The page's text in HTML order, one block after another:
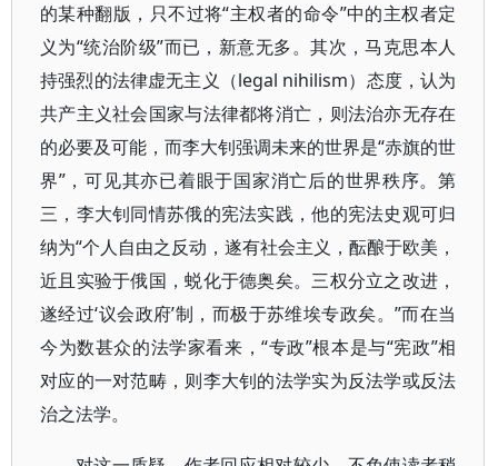
的某种翻版，只不过将“主权者的命令”中的主权者定
义为“统治阶级”而已，新意无多。其次，马克思本人
持强烈的法律虚无主义（legal nihilism）态度，认为
共产主义社会国家与法律都将消亡，则法治亦无存在
的必要及可能，而李大钊强调未来的世界是“赤旗的世
界”，可见其亦已着眼于国家消亡后的世界秩序。第
三，李大钊同情苏俄的宪法实践，他的宪法史观可归
纳为“个人自由之反动，遂有社会主义，酝酿于欧美，
近且实验于俄国，蜕化于德奥矣。三权分立之改进，
遂经过‘议会政府’制，而极于苏维埃专政矣。”而在当
今为数甚众的法学家看来，“专政”根本是与“宪政”相
对应的一对范畴，则李大钊的法学实为反法学或反法
治之法学。